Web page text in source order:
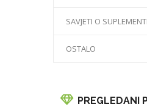
SAVJETI O
OSTALO
PREGLEDANI